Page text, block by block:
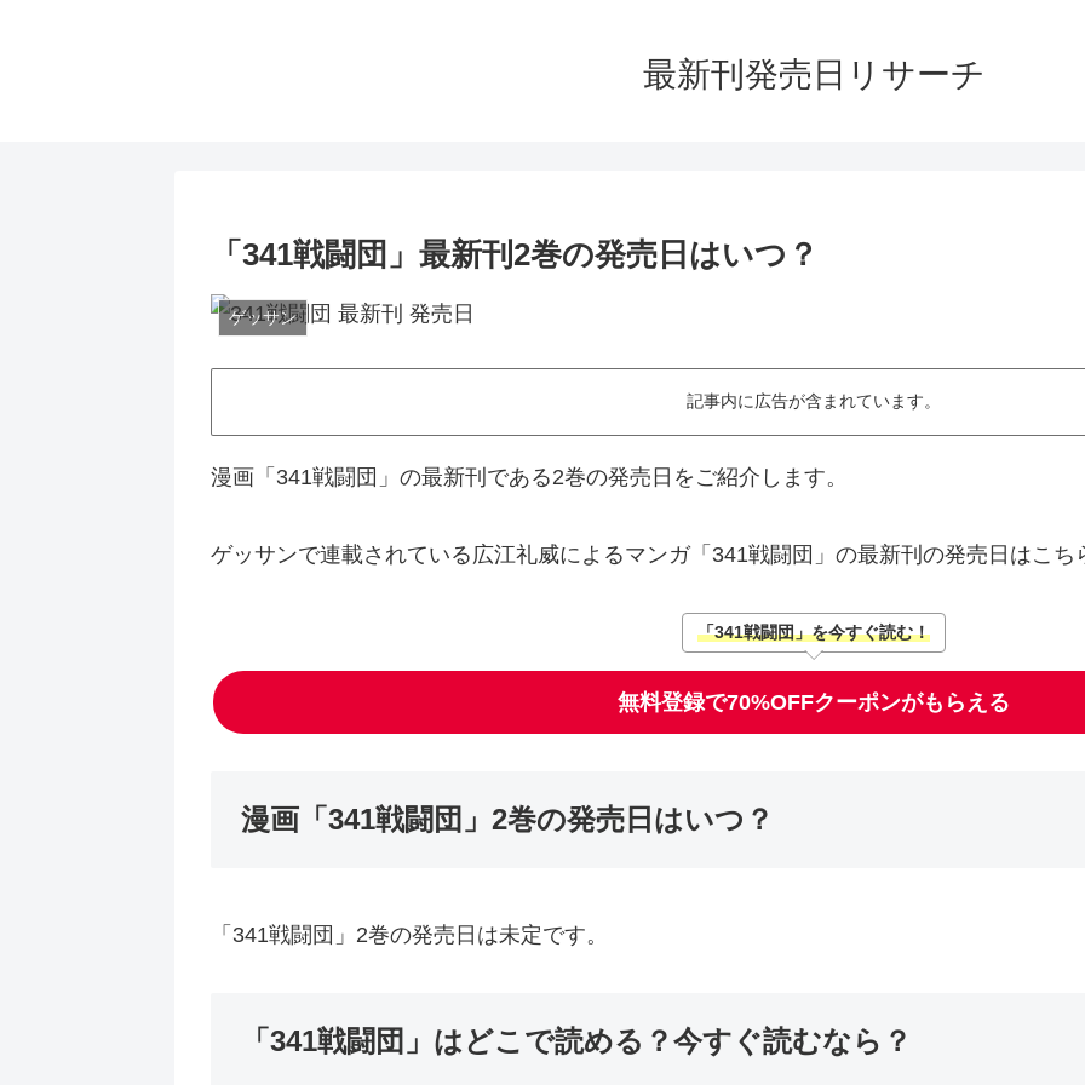
最新刊発売日リサーチ
「341戦闘団」最新刊2巻の発売日はいつ？
ゲッサン
記事内に広告が含まれています。
漫画「341戦闘団」の最新刊である2巻の発売日をご紹介します。
ゲッサンで連載されている広江礼威によるマンガ「341戦闘団」の最新刊の発売日はこち
「341戦闘団」を今すぐ読む！
無料登録で70%OFFクーポンがもらえる
漫画「341戦闘団」2巻の発売日はいつ？
「341戦闘団」2巻の発売日は未定です。
「341戦闘団」はどこで読める？今すぐ読むなら？